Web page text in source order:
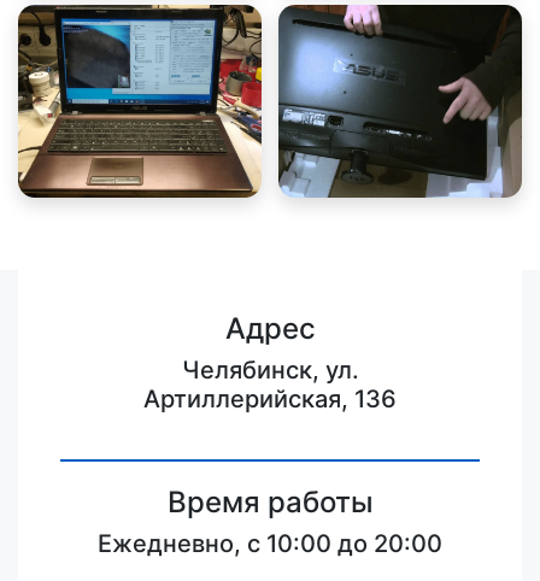
Адрес
Челябинск, ул.
Артиллерийская, 136
Время работы
Ежедневно, с 10:00 до 20:00